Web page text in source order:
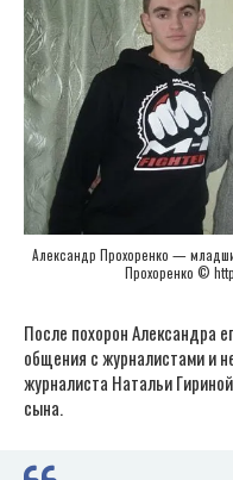
Александр Прохоренко —
Прохоренко ©
После похорон Александра
общения с журналистами и
журналиста Натальи
сына.